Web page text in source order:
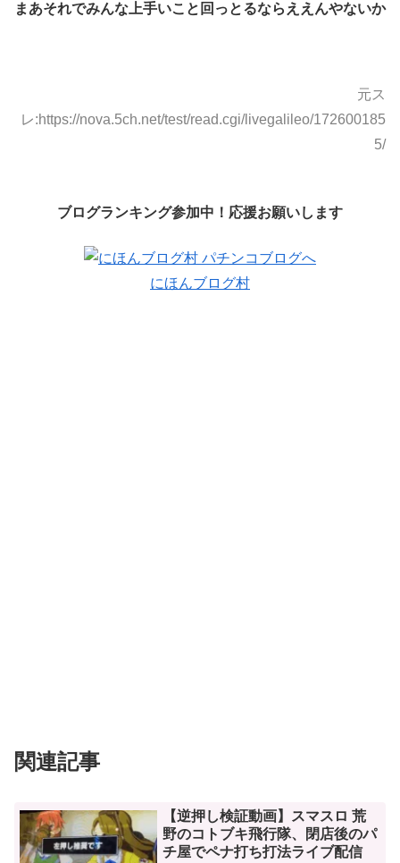
まあそれでみんな上手いこと回っとるならええんやないか
元ス
レ:https://nova.5ch.net/test/read.cgi/livegalileo/172600185
5/
ブログランキング参加中！応援お願いします
にほんブログ村
関連記事
【逆押し検証動画】スマスロ 荒
野のコトブキ飛行隊、閉店後のパ
チ屋でペナ打ち打法ライブ配信